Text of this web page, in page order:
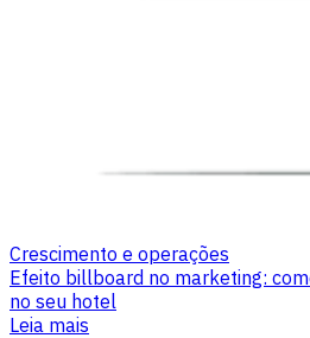
Crescimento e operações
Efeito billboard no marketing:
no seu hotel
Leia mais